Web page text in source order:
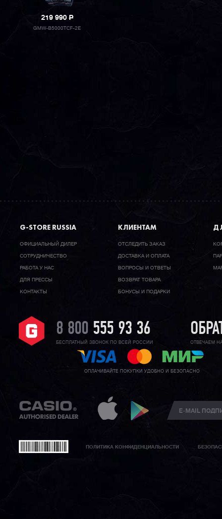
219 990P
GMW-B5000TCF-2E
G-STORE RUSSIA
ОФИЦИАЛЬНЫЙ ДИЛЕР
CОТРУДНИЧЕСТВО
РАБОТА У НАС
ДЛЯ ПРЕССЫ
КОНТАКТЫ
КЛИЕНТАМ
ОТСЛЕДИТЬ ЗАКАЗ
ДОСТАВКА И ОПЛАТА
ВОПРОСЫ И ОТВЕТЫ
ВОЗВРАТ ТОВАРА
БОНУСЫ И ПОДАРКИ
8 800 555 93 36
БЕСПЛАТНЫЙ ЗВОНОК ПО ВСЕЙ РОССИИ ОТВЕЧАЕМ
ОПЛАЧИВАЙТЕ ПОКУПКИ УДОБНО И БЕЗОПАСНО
ПОЛИТИКА КОНФИДЕНЦИАЛЬНОСТИ